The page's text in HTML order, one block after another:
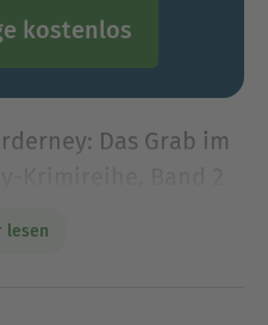
kostenlos
Das Grab im
voller Geld. Die
lesen